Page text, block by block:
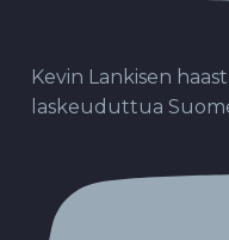
Kevin Lankisen
laskeuduttua